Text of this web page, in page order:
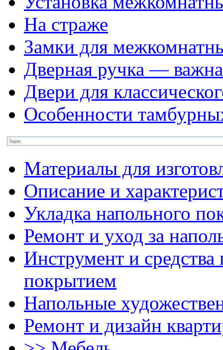
На страже
Замки для
Дверная ручка —
Двери для
Особенности
Материалы для
Описание и
Укладка напольного
Ремонт и уход за
Инструмент и
покрытием
Напольные
Ремонт и дизайн